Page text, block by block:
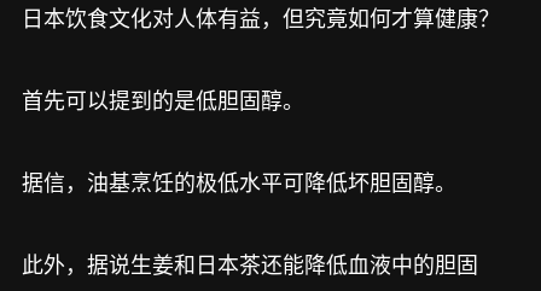
日本饮食文化对人体有益，但究竟如何才算健康？
首先可以提到的是低胆固醇。
据信，油基烹饪的极低水平可降低坏胆固醇。
此外，据说生姜和日本茶还能降低血液中的胆固